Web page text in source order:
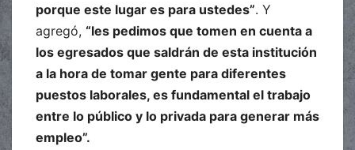
porque este lugar es para ustedes”. Y
agregó, “les pedimos que tomen en cuenta a
los egresados que saldrán de esta institución
a la hora de tomar gente para diferentes
puestos laborales, es fundamental el trabajo
entre lo público y lo privada para generar más
empleo”.